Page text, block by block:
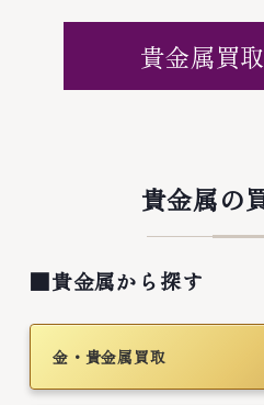
貴金属買
貴金属の
■貴金属から探す
金・貴金属買取